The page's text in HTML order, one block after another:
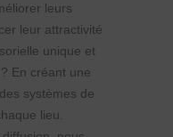
leurs
leur attractivité
unique et
En créant une
systèmes de
lieu.